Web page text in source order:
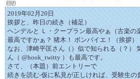
2019年02月20日
挨拶と、昨日の続き（補足）
ヘンデルと Ｌ・クープラン最高やぁ（古楽の
最高ですかぁ？ 猪木！ ボンバイエ！（挨拶）
なお、津崎平匡さん（）似で知られる（？）
ん（ @hook_twitty ）も最高です。
さて、（本題）前エントリーで
続きを読む-仮に私見が正しければ、受験生の